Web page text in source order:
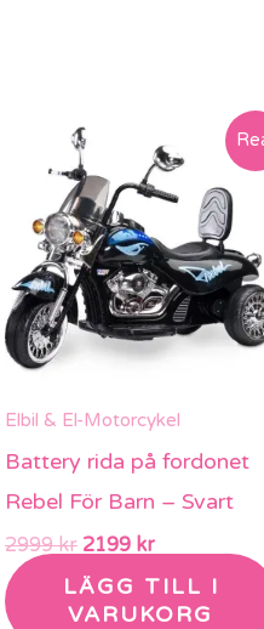
Elbil & El-Motorcykel
Battery rida på fordonet
Rebel För Barn – Svart
2999kr
Det
ursprungliga
priset
var:
2999 kr.
2199 kr
nuvarande
priset
är:
2199 kr.
LÄGG TILL I
VARUKORG